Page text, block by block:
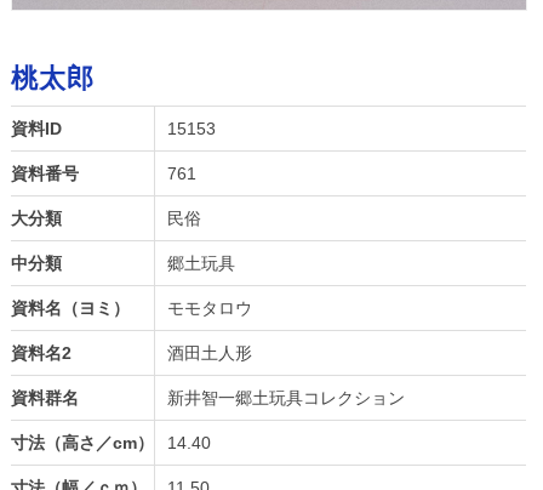
桃太郎
資料ID 15153
資料番号 761
大分類 民俗
中分類 郷土玩具
資料名（ヨミ） モモタロウ
資料名2 酒田土人形
資料群名 新井智一郷土玩具コレクション
寸法（高さ／cm） 14.40